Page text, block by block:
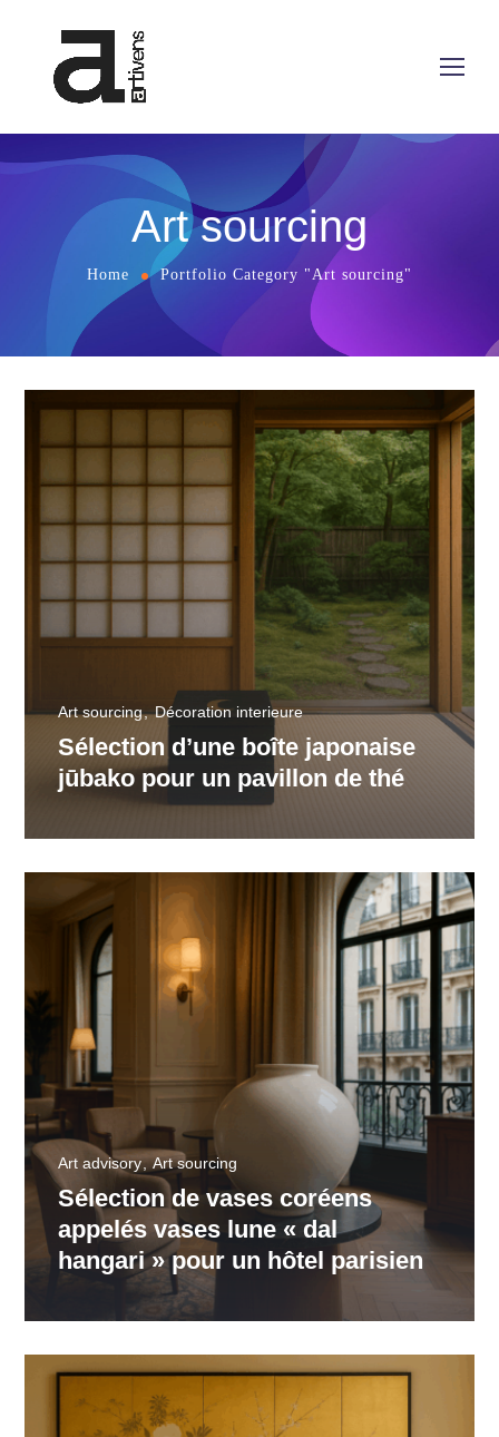
Art sourcing
Home Portfolio Category "Art sourcing"
Sélection d’une boîte japonaise
jūbako pour un pavillon de thé
Art sourcing Décoration interieure
Sélection de vases coréens
appelés vases lune « dal
hangari » pour un hôtel parisien
Art advisory Art sourcing